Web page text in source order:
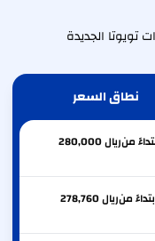
تويوتا الجديدة
نطاق السعر
من 280,000ريال
من 278,760ريال